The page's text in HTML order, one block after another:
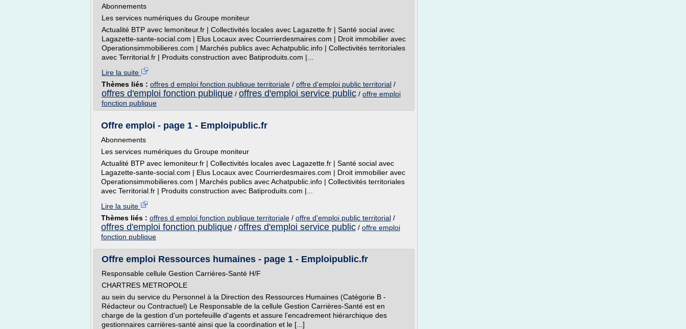
Abonnements
Les services numériques du Groupe moniteur
Actualité BTP avec lemoniteur.fr | Collectivités locales avec Lagazette.fr | Santé social avec
Lagazette-sante-social.com | Elus Locaux avec Courrierdesmaires.com | Droit immobilier avec
Operationsimmobilieres.com | Marchés publics avec Achatpublic.info | Collectivités territoriales
avec Territorial.fr | Produits construction avec Batiproduits.com |...
Lire la suite
Thèmes liés : offres d emploi fonction publique territoriale / offre d'emploi public territorial /
offres d'emploi fonction publique / offres d'emploi service public / offre emploi
fonction publique
Offre emploi - page 1 - Emploipublic.fr
Abonnements
Les services numériques du Groupe moniteur
Actualité BTP avec lemoniteur.fr | Collectivités locales avec Lagazette.fr | Santé social avec
Lagazette-sante-social.com | Elus Locaux avec Courrierdesmaires.com | Droit immobilier avec
Operationsimmobilieres.com | Marchés publics avec Achatpublic.info | Collectivités territoriales
avec Territorial.fr | Produits construction avec Batiproduits.com |...
Lire la suite
Thèmes liés : offres d emploi fonction publique territoriale / offre d'emploi public territorial /
offres d'emploi fonction publique / offres d'emploi service public / offre emploi
fonction publique
Offre emploi Ressources humaines - page 1 - Emploipublic.fr
Responsable cellule Gestion Carrières-Santé H/F
CHARTRES METROPOLE
au sein du service du Personnel à la Direction des Ressources Humaines (Catégorie B -
Rédacteur ou Contractuel) Le Responsable de la cellule Gestion Carrières-Santé est en
charge de la gestion d'un portefeuille d'agents et assure l'encadrement hiérarchique des
gestionnaires carrières-santé ainsi que la coordination et le [...]